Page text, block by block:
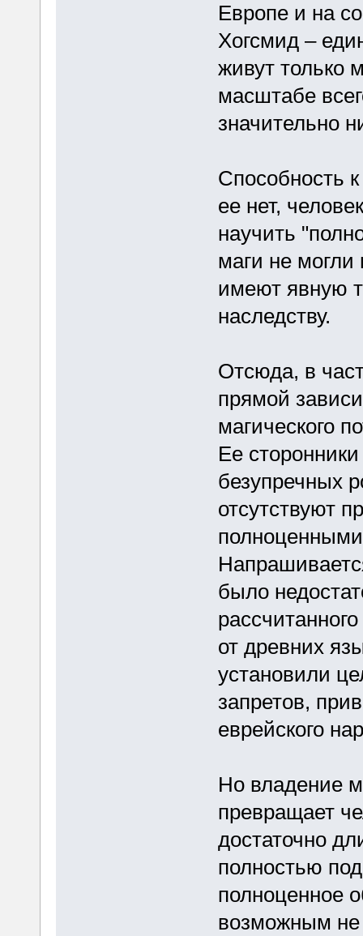
Европе и на
Хогсмид –
живут только
масштабе
значительно
Способность
ее нет,
научить
маги не могли
имеют явную
наследству.
Отсюда, в
прямой
магического
Ее
безупречных
отсутствуют
было
от древних
установили
запретов,
еврейского
Но владение
превращает
достаточно
полностью
полноценное
возможным не